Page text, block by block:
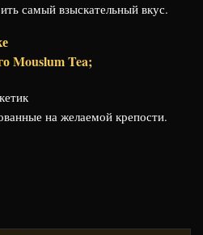
самый взыскательный вкус.
Mouslum Tea;
на желаемой крепости.